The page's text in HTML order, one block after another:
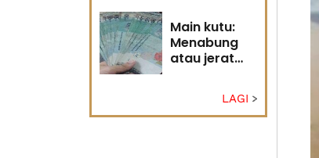
Main kutu:
Menabung
atau jerat
LAGI